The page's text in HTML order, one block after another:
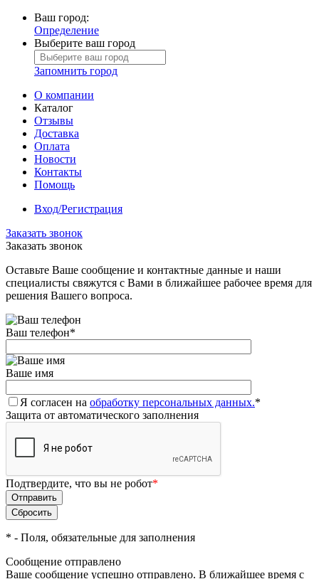
Ваш город:
Определение
Выберите ваш город
Запомнить город
О компании
Каталог
Отзывы
Доставка
Оплата
Новости
Контакты
Помощь
Вход/Регистрация
Заказать звонок
Заказать звонок
Оставьте Ваше сообщение и контактные данные и наши
специалисты свяжутся с Вами в ближайшее рабочее время для
решения Вашего вопроса.
Ваш телефон*
Ваше имя
Я согласен на обработку персональных данных.*
Защита от автоматического заполнения
Подтвердите, что вы не робот*
* - Поля, обязательные для заполнения
Сообщение отправлено
Ваше сообщение успешно отправлено. В ближайшее время с